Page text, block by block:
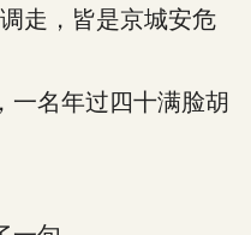
走，皆是京城安危
名年过四十满脸胡